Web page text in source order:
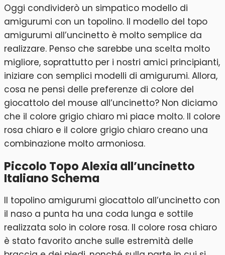
Oggi condividerò un simpatico modello di
amigurumi con un topolino. Il modello del topo
amigurumi all’uncinetto è molto semplice da
realizzare. Penso che sarebbe una scelta molto
migliore, soprattutto per i nostri amici principianti,
iniziare con semplici modelli di amigurumi. Allora,
cosa ne pensi delle preferenze di colore del
giocattolo del mouse all’uncinetto? Non diciamo
che il colore grigio chiaro mi piace molto. Il colore
rosa chiaro e il colore grigio chiaro creano una
combinazione molto armoniosa.
Piccolo Topo Alexia all’uncinetto
Italiano Schema
Il topolino amigurumi giocattolo all’uncinetto con
il naso a punta ha una coda lunga e sottile
realizzata solo in colore rosa. Il colore rosa chiaro
è stato favorito anche sulle estremità delle